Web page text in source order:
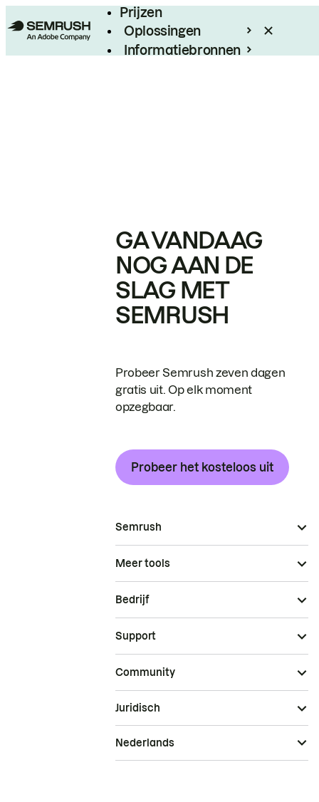
Prijzen
Oplossingen
Informatiebronnen
GA VANDAAG
NOG AAN DE
SLAG MET
SEMRUSH
Probeer Semrush zeven dagen
gratis uit. Op elk moment
opzegbaar.
Probeer het kosteloos uit
Semrush
Meer tools
Bedrijf
Support
Community
Juridisch
Nederlands